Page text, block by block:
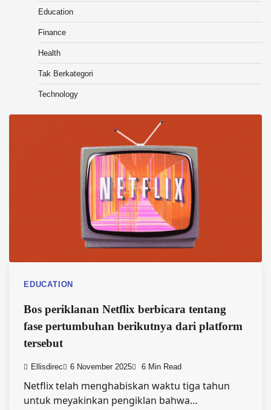
Education
Finance
Health
Tak Berkategori
Technology
EDUCATION
Bos periklanan Netflix berbicara tentang
fase pertumbuhan berikutnya dari platform
tersebut
Ellisdirec 6 November 2025 6 Min Read
Netflix telah menghabiskan waktu tiga tahun
untuk meyakinkan pengiklan bahwa…